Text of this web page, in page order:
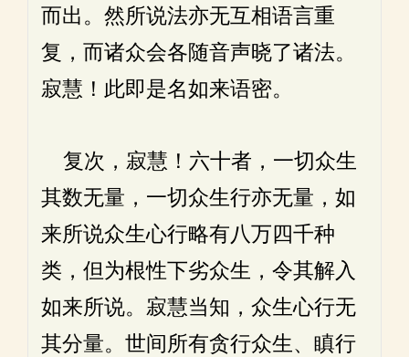
而出。然所说法亦无互相语言重
复，而诸众会各随音声晓了诸法。
寂慧！此即是名如来语密。
复次，寂慧！六十者，一切众生
其数无量，一切众生行亦无量，如
来所说众生心行略有八万四千种
类，但为根性下劣众生，令其解入
如来所说。寂慧当知，众生心行无
其分量。世间所有贪行众生、瞋行